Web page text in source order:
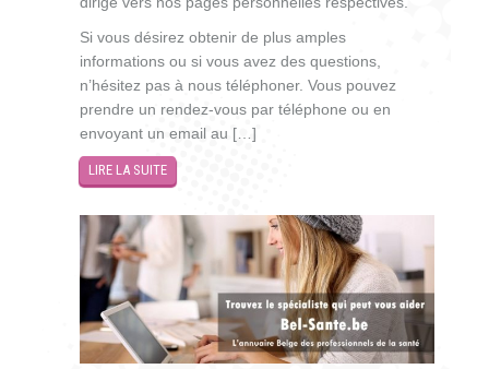
Si vous désirez obtenir de plus amples
informations ou si vous avez des questions,
n’hésitez pas à nous téléphoner. Vous pouvez
prendre un rendez-vous par téléphone ou en
envoyant un email au […]
LIRE LA SUITE